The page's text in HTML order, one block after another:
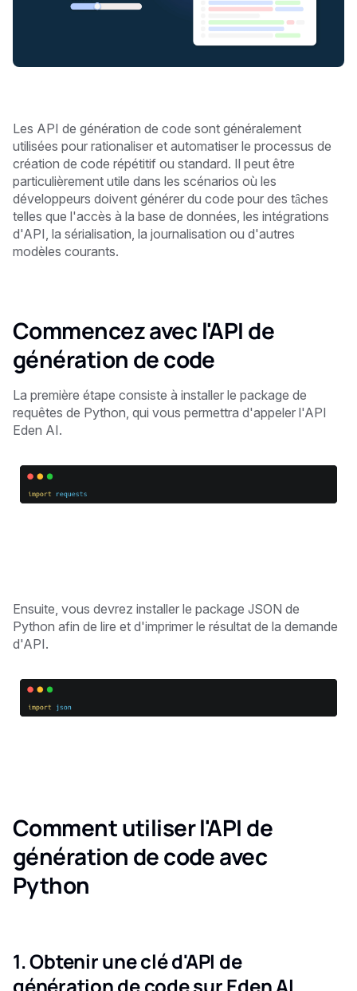
Les API de génération de code sont généralement
utilisées pour rationaliser et automatiser le processus de
création de code répétitif ou standard. Il peut être
particulièrement utile dans les scénarios où les
développeurs doivent générer du code pour des tâches
telles que l'accès à la base de données, les intégrations
d'API, la sérialisation, la journalisation ou d'autres
modèles courants.
Commencez avec l'API de
génération de code
La première étape consiste à installer le package de
requêtes de Python, qui vous permettra d'appeler l'API
Eden AI.
Ensuite, vous devrez installer le package JSON de
Python afin de lire et d'imprimer le résultat de la demande
d'API.
Comment utiliser l'API de
génération de code avec
Python
1. Obtenir une clé d'API de